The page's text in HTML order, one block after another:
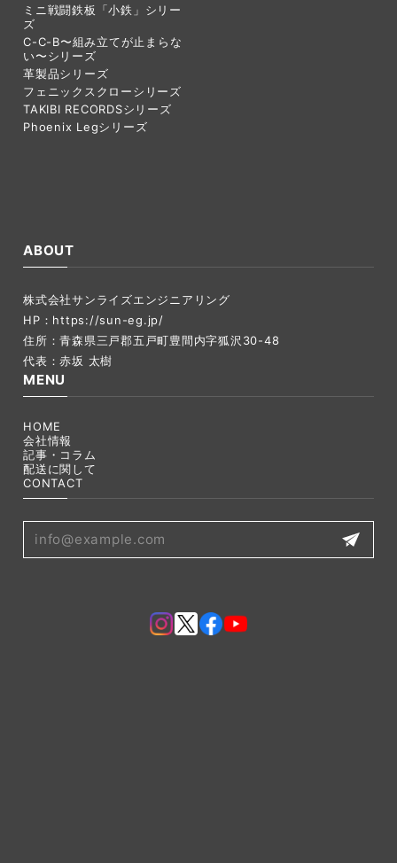
ミニ戦闘鉄板「小鉄」シリー
ズ
C-C-B〜組み立てが止まらな
い〜シリーズ
革製品シリーズ
フェニックスクローシリーズ
TAKIBI RECORDSシリーズ
Phoenix Legシリーズ
ABOUT
株式会社サンライズエンジニアリング
HP： https://sun-eg.jp/
住所：青森県三戸郡五戸町豊間内字狐沢30-48
代表：赤坂 太樹
MENU
HOME
会社情報
記事・コラム
配送に関して
CONTACT